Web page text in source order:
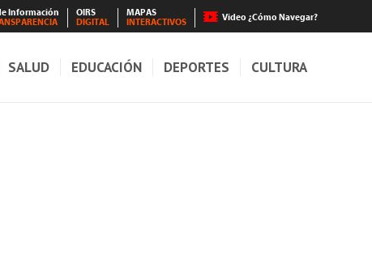
Información
OIRS
DIGITAL
MAPAS
INTERACTIVOS
Video ¿Cómo Navegar?
SALUD EDUCACIÓN DEPORTES CULTURA